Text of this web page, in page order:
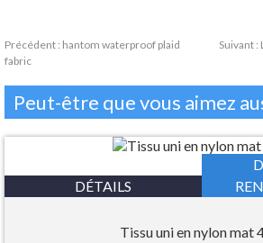
Précédent : hantom waterproof plaid
fabric
Suivant :
Peut-être que vous aimez
DÉTAILS
Tissu uni en nylon mat